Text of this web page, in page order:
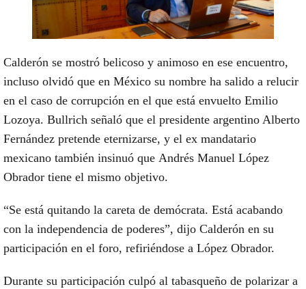
Calderón se mostró belicoso y animoso en ese encuentro,
incluso olvidó que en México su nombre ha salido a relucir
en el caso de corrupción en el que está envuelto Emilio
Lozoya. Bullrich señaló que el presidente argentino Alberto
Fernández pretende eternizarse, y el ex mandatario
mexicano también insinuó que Andrés Manuel López
Obrador tiene el mismo objetivo.
“Se está quitando la careta de demócrata. Está acabando
con la independencia de poderes”, dijo Calderón en su
participación en el foro, refiriéndose a López Obrador.
Durante su participación culpó al tabasqueño de polarizar a